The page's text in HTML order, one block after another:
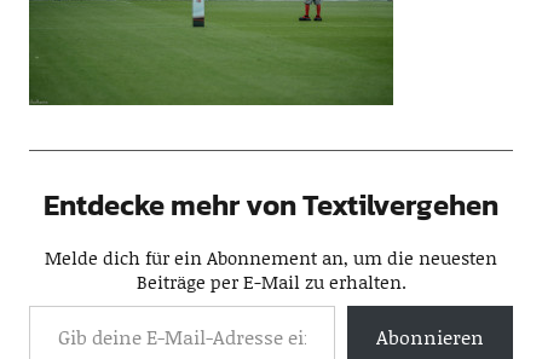
Entdecke mehr von Textilvergehen
Melde dich für ein Abonnement an, um die neuesten
Beiträge per E-Mail zu erhalten.
Abonnieren